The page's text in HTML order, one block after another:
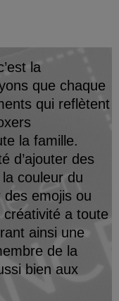
la
que chaque
qui reflètent
la famille.
d’ajouter des
couleur du
emojis ou
a toute
ainsi une
de la
bien aux